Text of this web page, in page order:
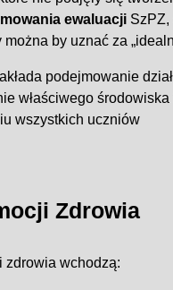
ewaluacjiSzPZ,
by uznać za
podejmowanie
właściwego
wszystkich uczniów
Zdrowia
zdrowia wchodzą: